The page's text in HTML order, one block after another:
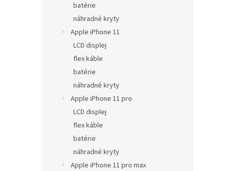
batérie
náhradné kryty
Apple iPhone 11
LCD displej
flex káble
batérie
náhradné kryty
Apple iPhone 11 pro
LCD displej
flex káble
batérie
náhradné kryty
Apple iPhone 11 pro max